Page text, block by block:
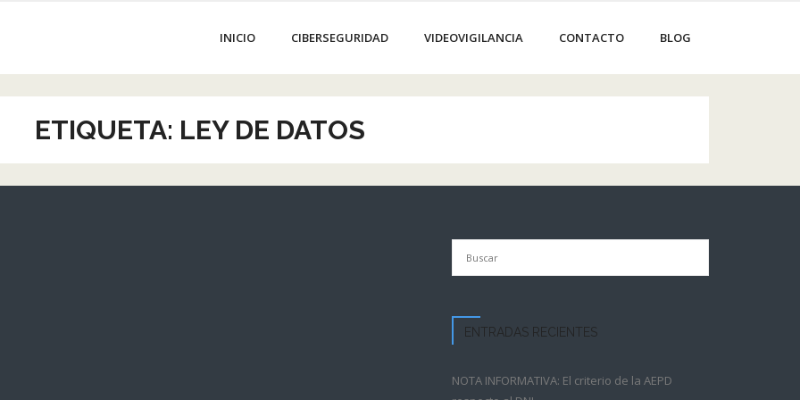
INICIO CIBERSEGURIDAD VIDEOVIGILANCIA CONTACTO BLOG
ETIQUETA: LEY DE DATOS
ENTRADAS RECIENTES
NOTA INFORMATIVA: El criterio de la AEPD